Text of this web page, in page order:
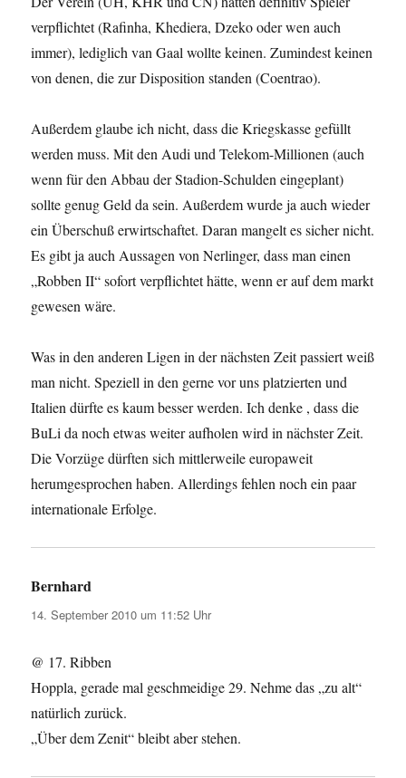
verpflichtet (Rafinha, Khediera, Dzeko oder wen auch
immer), lediglich van Gaal wollte keinen. Zumindest keinen
von denen, die zur Disposition standen (Coentrao).
Außerdem glaube ich nicht, dass die Kriegskasse gefüllt
werden muss. Mit den Audi und Telekom-Millionen (auch
wenn für den Abbau der Stadion-Schulden eingeplant)
sollte genug Geld da sein. Außerdem wurde ja auch wieder
ein Überschuß erwirtschaftet. Daran mangelt es sicher nicht.
Es gibt ja auch Aussagen von Nerlinger, dass man einen
„Robben II“ sofort verpflichtet hätte, wenn er auf dem markt
gewesen wäre.
Was in den anderen Ligen in der nächsten Zeit passiert weiß
man nicht. Speziell in den gerne vor uns platzierten und
Italien dürfte es kaum besser werden. Ich denke , dass die
BuLi da noch etwas weiter aufholen wird in nächster Zeit.
Die Vorzüge dürften sich mittlerweile europaweit
herumgesprochen haben. Allerdings fehlen noch ein paar
internationale Erfolge.
Bernhard
14. September 2010 um 11:52 Uhr
@ 17. Ribben
Hoppla, gerade mal geschmeidige 29. Nehme das „zu alt“
natürlich zurück.
„Über dem Zenit“ bleibt aber stehen.